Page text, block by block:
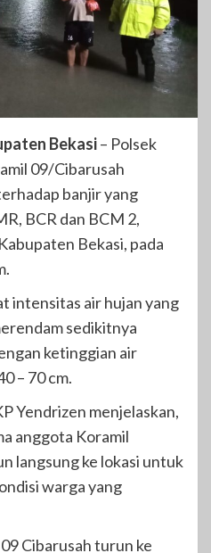
Bekasi– Polsek
09/Cibarusah
banjir yang
BCR dan BCM 2,
Bekasi, pada
intensitas air hujan yang
sedikitnya
ketinggian air
– 70 cm.
Yendrizen menjelaskan,
anggota Koramil
langsung ke lokasi untuk
warga yang
Cibarusah turun ke